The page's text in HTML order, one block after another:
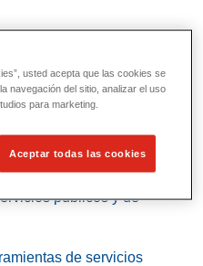
públicos y de
de servicios
usted acepta que las cookies se
navegación del sitio, analizar el uso
para marketing.
Aceptar todas las cookies